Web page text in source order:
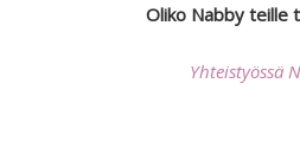
Oliko Nabby teille
Yhteistyössä